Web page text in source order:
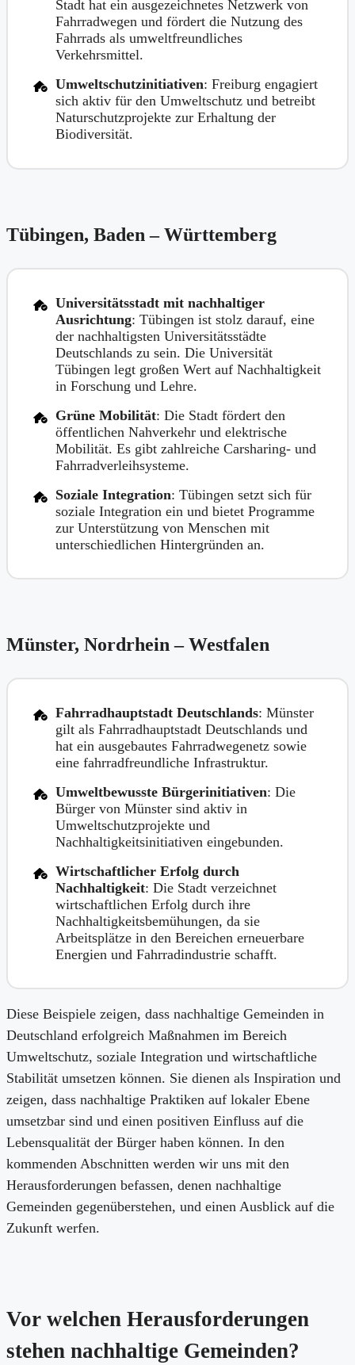
Stadt hat ein ausgezeichnetes Netzwerk von
Fahrradwegen und fördert die Nutzung des
Fahrrads als umweltfreundliches
Verkehrsmittel.
Umweltschutzinitiativen: Freiburg engagiert
sich aktiv für den Umweltschutz und betreibt
Naturschutzprojekte zur Erhaltung der
Biodiversität.
Tübingen, Baden – Württemberg
Universitätsstadt mit nachhaltiger
Ausrichtung: Tübingen ist stolz darauf, eine
der nachhaltigsten Universitätsstädte
Deutschlands zu sein. Die Universität
Tübingen legt großen Wert auf Nachhaltigkeit
in Forschung und Lehre.
Grüne Mobilität: Die Stadt fördert den
öffentlichen Nahverkehr und elektrische
Mobilität. Es gibt zahlreiche Carsharing- und
Fahrradverleihsysteme.
Soziale Integration: Tübingen setzt sich für
soziale Integration ein und bietet Programme
zur Unterstützung von Menschen mit
unterschiedlichen Hintergründen an.
Münster, Nordrhein – Westfalen
Fahrradhauptstadt Deutschlands: Münster
gilt als Fahrradhauptstadt Deutschlands und
hat ein ausgebautes Fahrradwegenetz sowie
eine fahrradfreundliche Infrastruktur.
Umweltbewusste Bürgerinitiativen: Die
Bürger von Münster sind aktiv in
Umweltschutzprojekte und
Nachhaltigkeitsinitiativen eingebunden.
Wirtschaftlicher Erfolg durch
Nachhaltigkeit: Die Stadt verzeichnet
wirtschaftlichen Erfolg durch ihre
Nachhaltigkeitsbemühungen, da sie
Arbeitsplätze in den Bereichen erneuerbare
Energien und Fahrradindustrie schafft.
Diese Beispiele zeigen, dass nachhaltige Gemeinden in
Deutschland erfolgreich Maßnahmen im Bereich
Umweltschutz, soziale Integration und wirtschaftliche
Stabilität umsetzen können. Sie dienen als Inspiration und
zeigen, dass nachhaltige Praktiken auf lokaler Ebene
umsetzbar sind und einen positiven Einfluss auf die
Lebensqualität der Bürger haben können. In den
kommenden Abschnitten werden wir uns mit den
Herausforderungen befassen, denen nachhaltige
Gemeinden gegenüberstehen, und einen Ausblick auf die
Zukunft werfen.
Vor welchen Herausforderungen
stehen nachhaltige Gemeinden?